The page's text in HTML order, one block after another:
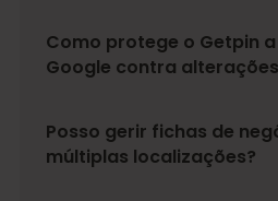
Como protege o Getpin
Google contra
Posso gerir fichas de
múltiplas localizações?